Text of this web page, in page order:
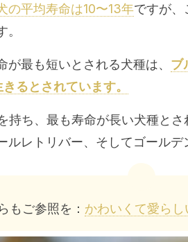
の平均寿命は10〜13年ですが、
が最も短いとされる犬種は、 ブ
るとされています。
持ち、最も寿命が長い犬種と
ルレトリバー、そしてゴールデ
もご参照を： かわいくて愛ら